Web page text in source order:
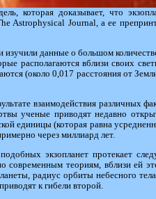
которая доказывает, что
Astrophysical Journal, а ее
изучили данные о большом
располагаются вблизи своих
(около 0,017 расстояния от
взаимодействия различных
ученые приводят недавно
единицы (которая равна
через миллиард лет.
экзопланет протекает
современным теориям, вблизи ей
радиус орбиты небесного
к гибели второй.